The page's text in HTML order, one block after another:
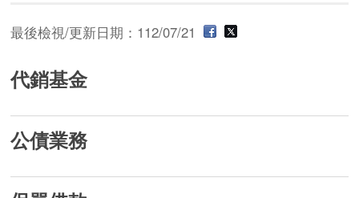
最後檢視/更新日期：112/07/21
代銷基金
公債業務